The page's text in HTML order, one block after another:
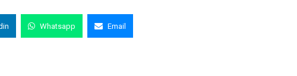
Whatsapp Email